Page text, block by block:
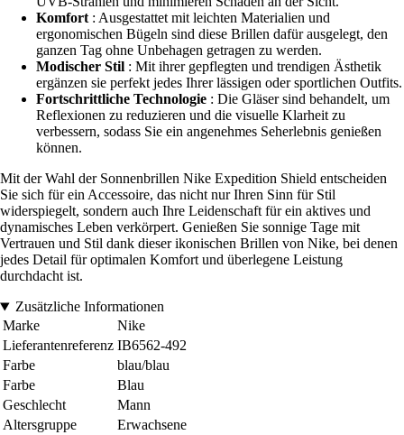
Komfort : Ausgestattet mit leichten Materialien und
ergonomischen Bügeln sind diese Brillen dafür ausgelegt, den
ganzen Tag ohne Unbehagen getragen zu werden.
Modischer Stil : Mit ihrer gepflegten und trendigen Ästhetik
ergänzen sie perfekt jedes Ihrer lässigen oder sportlichen Outfits.
Fortschrittliche Technologie : Die Gläser sind behandelt, um
Reflexionen zu reduzieren und die visuelle Klarheit zu
verbessern, sodass Sie ein angenehmes Seherlebnis genießen
können.
Mit der Wahl der Sonnenbrillen Nike Expedition Shield entscheiden
Sie sich für ein Accessoire, das nicht nur Ihren Sinn für Stil
widerspiegelt, sondern auch Ihre Leidenschaft für ein aktives und
dynamisches Leben verkörpert. Genießen Sie sonnige Tage mit
Vertrauen und Stil dank dieser ikonischen Brillen von Nike, bei denen
jedes Detail für optimalen Komfort und überlegene Leistung
durchdacht ist.
Zusätzliche Informationen
Marke
Nike
Lieferantenreferenz IB6562-492
Farbe
blau/blau
Farbe
Blau
Geschlecht
Mann
Altersgruppe
Erwachsene